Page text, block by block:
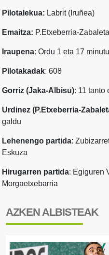
Pilotalekua: Labrit (Iruñea)
Emaitza: P.Etxeberria-
Iraupena: Ordu 1 eta 17 minutu
Pilotakadak: 608
Gorriz (Jaka-Albisu): 11 tanto
Urdinez (P.Etxeberria-
galdu
Lehenengo partida:
Eskuza
Hirugarren partida: Egiguren
Morgaetxebarria
AZKEN ALBISTEAK